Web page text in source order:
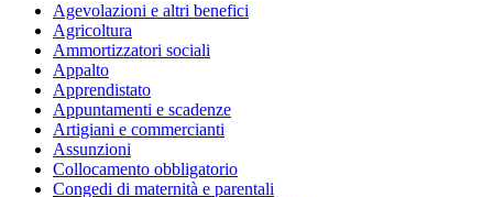
Agevolazioni e altri benefici
Agricoltura
Ammortizzatori sociali
Appalto
Apprendistato
Appuntamenti e scadenze
Artigiani e commercianti
Assunzioni
Collocamento obbligatorio
Congedi di maternità e parentali